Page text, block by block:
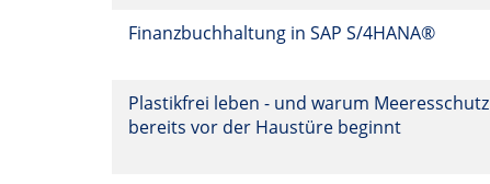
Finanzbuchhaltung in SAP S/4HANA®
Plastikfrei leben - und warum Meeresschutz
bereits vor der Haustüre beginnt